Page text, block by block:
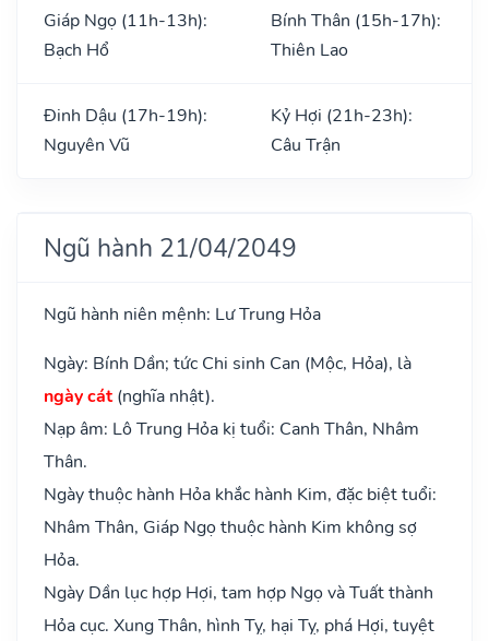
Giáp Ngọ (11h-13h):
Bạch Hổ
Bính Thân (15h-17h):
Thiên Lao
Đinh Dậu (17h-19h):
Nguyên Vũ
Kỷ Hợi (21h-23h):
Câu Trận
Ngũ hành 21/04/2049
Ngũ hành niên mệnh: Lư Trung Hỏa
Ngày: Bính Dần; tức Chi sinh Can (Mộc, Hỏa), là
ngày cát(nghĩa nhật).
Nạp âm: Lô Trung Hỏa kị tuổi: Canh Thân, Nhâm
Thân.
Ngày thuộc hành Hỏa khắc hành Kim, đặc biệt tuổi:
Nhâm Thân, Giáp Ngọ thuộc hành Kim không sợ
Hỏa.
Ngày Dần lục hợp Hợi, tam hợp Ngọ và Tuất thành
Hỏa cục. Xung Thân, hình Tỵ, hại Tỵ, phá Hợi, tuyệt